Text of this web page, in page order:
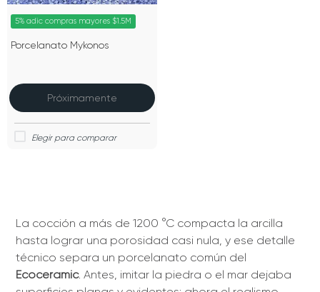
5% adic compras mayores $1.5M
Porcelanato Mykonos
Próximamente
La cocción a más de 1200 °C compacta la arcilla
hasta lograr una porosidad casi nula, y ese detalle
técnico separa un porcelanato común del
Ecoceramic. Antes, imitar la piedra o el mar dejaba